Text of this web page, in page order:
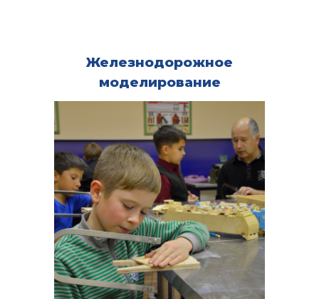
Железнодорожное
моделирование